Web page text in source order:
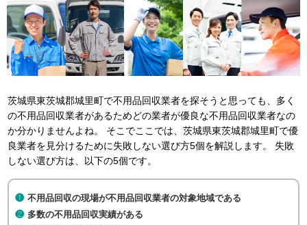
茨城県東茨城郡城里町で不用品回収業者を探そうと思っても、多く
の不用品回収業者があるためどの業者が優良な不用品回収業者なの
か分かりませんよね。 そこでここでは、茨城県東茨城郡城里町で優
良業者を見分けるために失敗しない選び方5個を解説します。 失敗
しない選び方は、以下の5個です。
不用品回収の現場が不用品回収業者の対象地域である
多数の不用品回収実績がある